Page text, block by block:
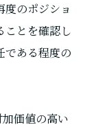
のポジショ
ことを確認し
である程度の
価値の高い